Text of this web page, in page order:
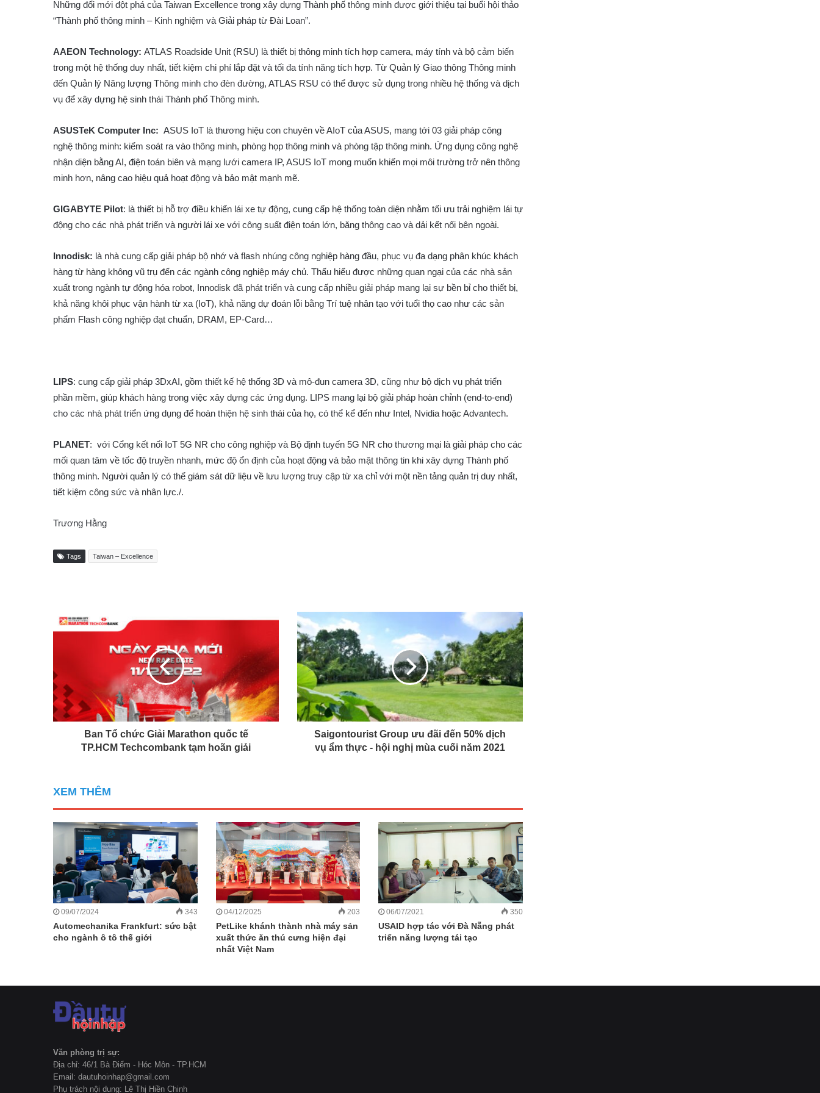
Những đổi mới đột phá của Taiwan Excellence trong xây dựng Thành phố thông minh được giới thiệu tại buổi hội thảo
“Thành phố thông minh – Kinh nghiệm và Giải pháp từ Đài Loan”.
AAEON Technology: ATLAS Roadside Unit (RSU) là thiết bị thông minh tích hợp camera, máy tính và bộ cảm biến
trong một hệ thống duy nhất, tiết kiệm chi phí lắp đặt và tối đa tính năng tích hợp. Từ Quản lý Giao thông Thông minh
đến Quản lý Năng lượng Thông minh cho đèn đường, ATLAS RSU có thể được sử dụng trong nhiều hệ thống và dịch
vụ để xây dựng hệ sinh thái Thành phố Thông minh.
ASUSTeK Computer Inc: ASUS IoT là thương hiệu con chuyên về AIoT của ASUS, mang tới 03 giải pháp công
nghệ thông minh: kiểm soát ra vào thông minh, phòng họp thông minh và phòng tập thông minh. Ứng dụng công nghệ
nhận diện bằng AI, điện toán biên và mạng lưới camera IP, ASUS IoT mong muốn khiến mọi môi trường trở nên thông
minh hơn, nâng cao hiệu quả hoạt động và bảo mật mạnh mẽ.
GIGABYTE Pilot: là thiết bị hỗ trợ điều khiển lái xe tự động, cung cấp hệ thống toàn diện nhằm tối ưu trải nghiệm lái tự
động cho các nhà phát triển và người lái xe với công suất điện toán lớn, băng thông cao và dải kết nối bên ngoài.
Innodisk: là nhà cung cấp giải pháp bộ nhớ và flash nhúng công nghiệp hàng đầu, phục vụ đa dạng phân khúc khách
hàng từ hàng không vũ trụ đến các ngành công nghiệp máy chủ. Thấu hiểu được những quan ngại của các nhà sản
xuất trong ngành tự động hóa robot, Innodisk đã phát triển và cung cấp nhiều giải pháp mang lại sự bền bỉ cho thiết bị,
khả năng khôi phục vận hành từ xa (IoT), khả năng dự đoán lỗi bằng Trí tuệ nhân tạo với tuổi thọ cao như các sản
phẩm Flash công nghiệp đạt chuẩn, DRAM, EP-Card…
LIPS: cung cấp giải pháp 3DxAI, gồm thiết kế hệ thống 3D và mô-đun camera 3D, cũng như bộ dịch vụ phát triển
phần mềm, giúp khách hàng trong việc xây dựng các ứng dụng. LIPS mang lại bộ giải pháp hoàn chỉnh (end-to-end)
cho các nhà phát triển ứng dụng để hoàn thiện hệ sinh thái của họ, có thể kể đến như Intel, Nvidia hoặc Advantech.
PLANET: với Cổng kết nối IoT 5G NR cho công nghiệp và Bộ định tuyến 5G NR cho thương mại là giải pháp cho các
mối quan tâm về tốc độ truyền nhanh, mức độ ổn định của hoạt động và bảo mật thông tin khi xây dựng Thành phố
thông minh. Người quản lý có thể giám sát dữ liệu về lưu lượng truy cập từ xa chỉ với một nền tảng quản trị duy nhất,
tiết kiệm công sức và nhân lực./.
Trương Hằng
Tags Taiwan – Excellence
Ban Tổ chức Giải Marathon quốc tế
TP.HCM Techcombank tạm hoãn giải
Saigontourist Group ưu đãi đến 50% dịch
vụ ẩm thực - hội nghị mùa cuối năm 2021
XEM THÊM
09/07/2024 343
Automechanika Frankfurt: sức bật
cho ngành ô tô thế giới
04/12/2025 203
PetLike khánh thành nhà máy sản
xuất thức ăn thú cưng hiện đại
nhất Việt Nam
06/07/2021 350
USAID hợp tác với Đà Nẵng phát
triển năng lượng tái tạo
Văn phòng trị sự:
Địa chỉ: 46/1 Bà Điểm - Hóc Môn - TP.HCM
Email: dautuhoinhap@gmail.com
Phụ trách nội dung: Lê Thị Hiền Chinh